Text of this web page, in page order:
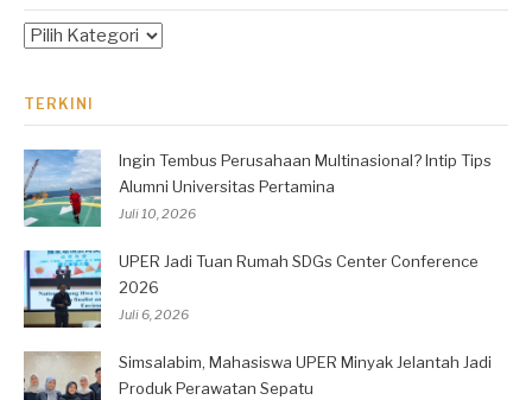
Kategori
TERKINI
Ingin Tembus Perusahaan Multinasional? Intip Tips
Alumni Universitas Pertamina
Juli 10, 2026
UPER Jadi Tuan Rumah SDGs Center Conference
2026
Juli 6, 2026
Simsalabim, Mahasiswa UPER Minyak Jelantah Jadi
Produk Perawatan Sepatu